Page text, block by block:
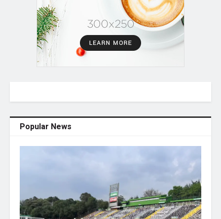
Popular News